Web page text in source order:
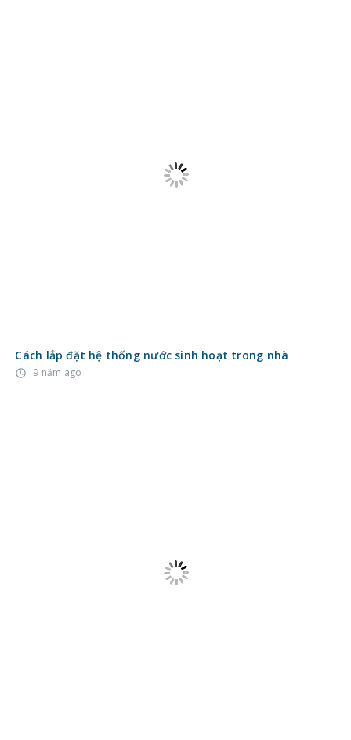
Cách lắp đặt hệ thống nước sinh hoạt trong nhà
access_time 9 năm ago